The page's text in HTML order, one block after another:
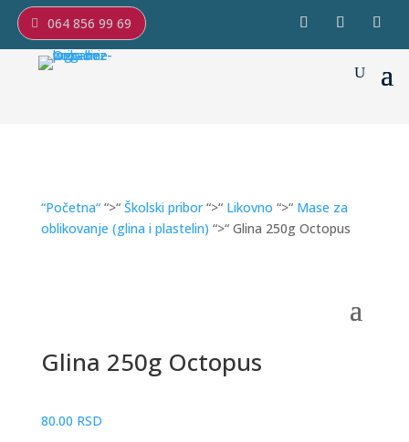
064 856 99 69
“Početna““>“ Školski pribor“>“ Likovno “>“ Mase za
oblikovanje (glina i plastelin) “>“ Glina 250g Octopus
Glina 250g Octopus
80.00 RSD